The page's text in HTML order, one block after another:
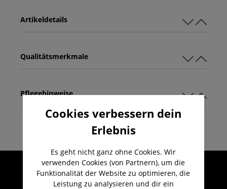
Qualitätsmerkmale
Artikeldetails
Pflegehinweise
Umfangreicher Kundenservice
Kauf auf Rechnung
Cookies verbessern dein
Erlebnis
Es geht nicht ganz ohne Cookies. Wir
verwenden Cookies (von Partnern), um die
Funktionalität der Website zu optimieren, die
Leistung zu analysieren und dir ein